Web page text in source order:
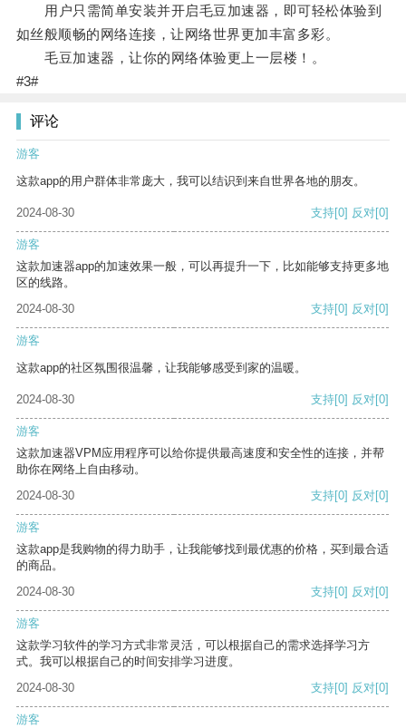
用户只需简单安装并开启毛豆加速器，即可轻松体验到
如丝般顺畅的网络连接，让网络世界更加丰富多彩。
毛豆加速器，让你的网络体验更上一层楼！。
#3#
评论
游客
这款app的用户群体非常庞大，我可以结识到来自世界各地的朋友。
2024-08-30 支持[0] 反对[0]
游客
这款加速器app的加速效果一般，可以再提升一下，比如能够支持更多地
区的线路。
2024-08-30
支持[0] 反对[0]
游客
这款app的社区氛围很温馨，让我能够感受到家的温暖。
2024-08-30 支持[0] 反对[0]
游客
这款加速器VPM应用程序可以给你提供最高速度和安全性的连接，并帮
助你在网络上自由移动。
2024-08-30
支持[0] 反对[0]
游客
这款app是我购物的得力助手，让我能够找到最优惠的价格，买到最合适
的商品。
2024-08-30
支持[0] 反对[0]
游客
这款学习软件的学习方式非常灵活，可以根据自己的需求选择学习方
式。我可以根据自己的时间安排学习进度。
2024-08-30
支持[0] 反对[0]
游客